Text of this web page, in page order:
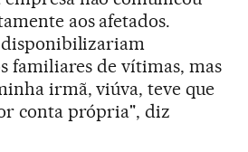
aos afetados.
disponibilizariam
familiares de vítimas, mas
irmã, viúva, teve que
conta própria", diz